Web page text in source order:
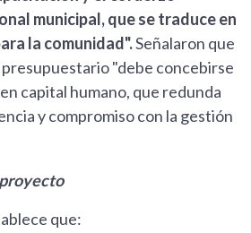
municipal, que se traduce en
la comunidad".Señalaron que
"debe concebirse
capital humano, que redunda
y compromiso con la gestión
que: